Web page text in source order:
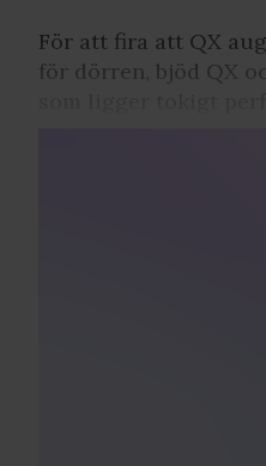
För att fira att QX
för dörren, bjöd QX